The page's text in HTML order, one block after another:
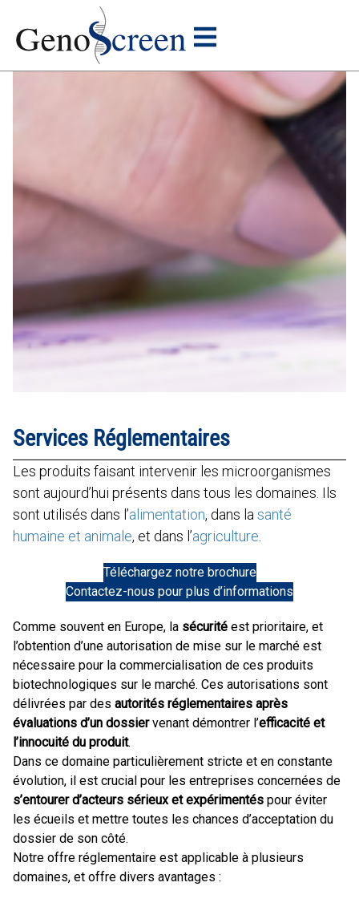
Services Réglementaires
Les produits faisant intervenir les microorganismes
sont aujourd’hui présents dans tous les domaines. Ils
sont utilisés dans l’alimentation, dans la santé
humaine et animale, et dans l’agriculture
Téléchargez notre brochure
Contactez-nous pour plus d’informations
Comme souvent en Europe, la sécurité est prioritaire, et
l’obtention d’une autorisation de mise sur le marché est
nécessaire pour la commercialisation de ces produits
biotechnologiques sur le marché. Ces autorisations sont
délivrées par des autorités réglementaires après
évaluations d’un dossiervenant démontrer l’efficacité et
l’innocuité du produit.
Dans ce domaine particulièrement stricte et en constante
évolution, il est crucial pour les entreprises concernées de
s’entourer d’acteurs sérieux et expérimentés pour éviter
les écueils et mettre toutes les chances d’acceptation du
dossier de son côté.
Notre offre réglementaire est applicable à plusieurs
domaines, et offre divers avantages :